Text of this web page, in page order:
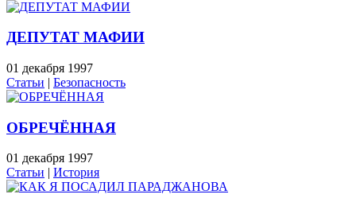
ДЕПУТАТ МАФИИ
01 декабря 1997
Статьи | Безопасность
ОБРЕЧЁННАЯ
01 декабря 1997
Статьи | История